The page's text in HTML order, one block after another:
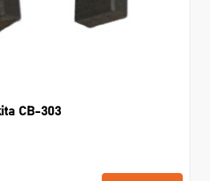
CB-303